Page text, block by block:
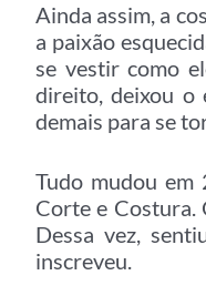
Ainda assim, a
a paixão
se vestir como
direito, deixou o
demais para se
Tudo mudou em
Corte e Costura.
Dessa vez,
inscreveu.